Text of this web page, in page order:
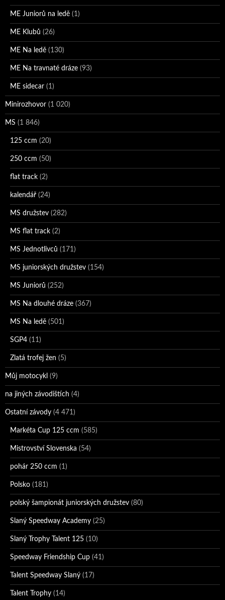
ME Juniorů na ledě (1)
ME Klubů (26)
ME Na ledě (130)
ME Na travnaté dráze (93)
ME sidecar (1)
Minirozhovor (1 020)
MS (1 846)
125 ccm (20)
250 ccm (50)
flat track (2)
kalendář (24)
MS družstev (282)
MS flat track (2)
MS Jednotlivců (171)
MS juniorských družstev (154)
MS Juniorů (252)
MS Na dlouhé dráze (367)
MS Na ledě (501)
SGP4 (11)
Zlatá trofej žen (5)
Můj motocykl (9)
na jiných závodištích (4)
Ostatní závody (4 471)
Markéta Cup 125 ccm (585)
Mistrovství Slovenska (54)
pohár 250 ccm (1)
Polsko (181)
polský šampionát juniorských družstev (80)
Slaný Speedway Academy (25)
Slaný Trophy Talent 125 (10)
Speedway Friendship Cup (41)
Talent Speedway Slaný (17)
Talent Trophy (14)